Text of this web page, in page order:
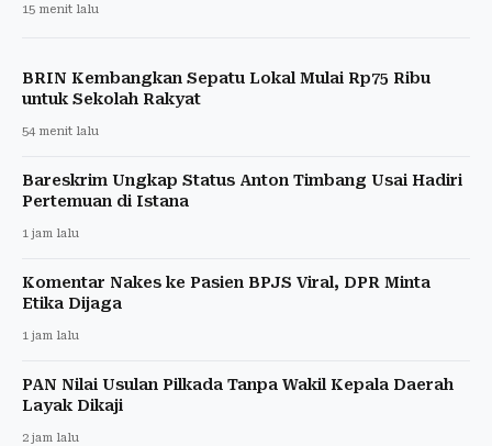
15 menit lalu
BRIN Kembangkan Sepatu Lokal Mulai Rp75 Ribu
untuk Sekolah Rakyat
54 menit lalu
Bareskrim Ungkap Status Anton Timbang Usai Hadiri
Pertemuan di Istana
1 jam lalu
Komentar Nakes ke Pasien BPJS Viral, DPR Minta
Etika Dijaga
1 jam lalu
PAN Nilai Usulan Pilkada Tanpa Wakil Kepala Daerah
Layak Dikaji
2 jam lalu